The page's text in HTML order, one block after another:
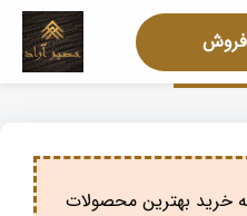
فروش
خرید بهترین محصولات